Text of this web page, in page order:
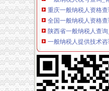
全国一般纳税人资格查
陕西省一般纳税人查
一般纳税人提供技术
一般纳税人查询电话-
新疆一般纳税人查询-
请问山西省一般纳税人
四川一般纳税人资格
全国一般纳税人资格